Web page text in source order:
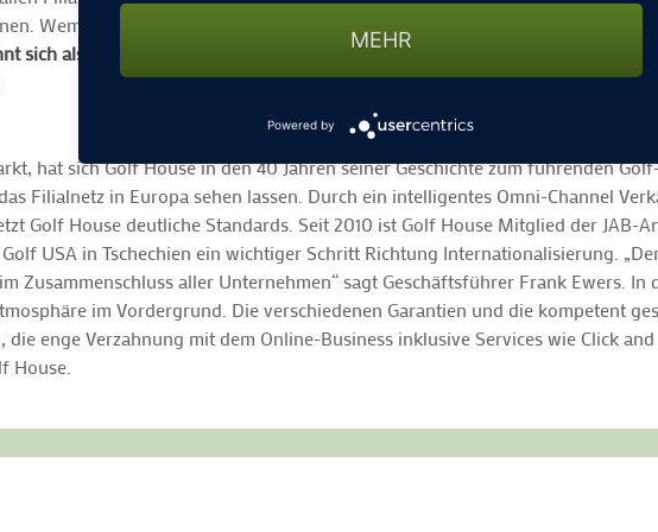
Wem das nicht reicht, der beschenkt sich oder seine Liebsten mit den 40
sich also
während der Feier-Tage bei Fingerfood und einem Gläschen
hat sich Golf House in den 40 Jahren seiner Geschichte zum führenden
Filialnetz in Europa sehen lassen. Durch ein intelligentes Omni-Channel
Golf House deutliche Standards. Seit 2010 ist Golf House Mitglied der JAB-
USA in Tschechien ein wichtiger Schritt Richtung Internationalisierung.
Zusammenschluss aller Unternehmen“ sagt Geschäftsführer Frank Ewers.
im Vordergrund. Die verschiedenen Garantien und die kompetent
enge Verzahnung mit dem Online-Business inklusive Services wie Click
House.
MEHR
Powered by